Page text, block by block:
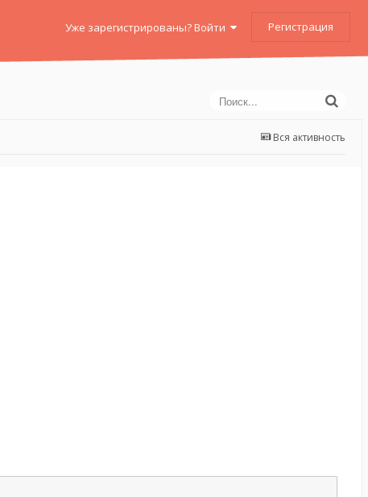
Уже зарегистрированы? Войти Регистрация
Вся активность